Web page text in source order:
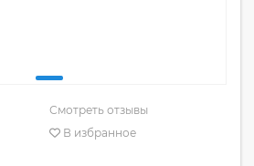
Смотреть отзывы
В избранное